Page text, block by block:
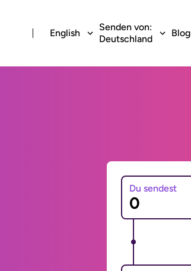
English
Senden von:
Deutschland
Blog
Du sendest